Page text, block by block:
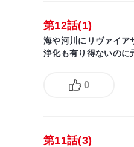
第12話(1)
海や河川にリヴァイ
浄化も有り得ないのに
0
第11話(3)